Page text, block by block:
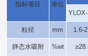
指标项目 单位
粒径 mm 1.6-
静态水吸附 %wt